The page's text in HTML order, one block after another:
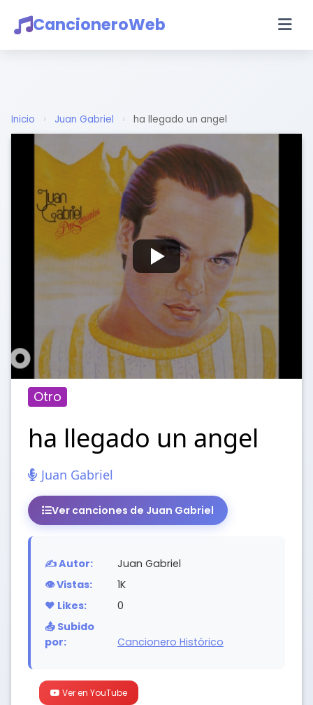
CancioneroWeb
Inicio › Juan Gabriel › ha llegado un angel
Otro
ha llegado un angel
Juan Gabriel
Ver canciones de Juan Gabriel
✍️ Autor:
Juan Gabriel
👁️ Vistas:
1K
❤️ Likes:
0
📤 Subido
por:
Cancionero Histórico
Ver en YouTube